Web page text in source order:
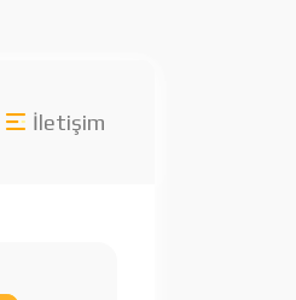
İletişim